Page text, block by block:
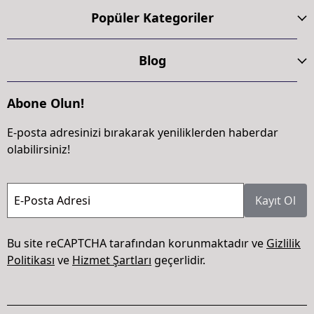
Popüler Kategoriler
Blog
Abone Olun!
E-posta adresinizi bırakarak yeniliklerden haberdar
olabilirsiniz!
E-Posta Adresi Kayıt Ol
Bu site reCAPTCHA tarafından korunmaktadır ve Gizlilik
Politikası ve Hizmet Şartları geçerlidir.